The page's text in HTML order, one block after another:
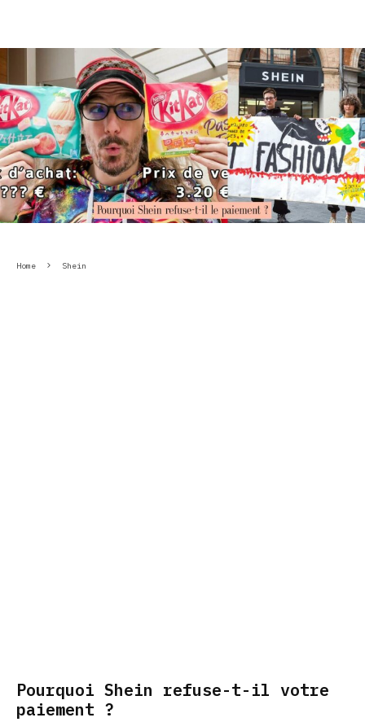
Home Shein
Pourquoi Shein refuse-t-il votre
paiement ?